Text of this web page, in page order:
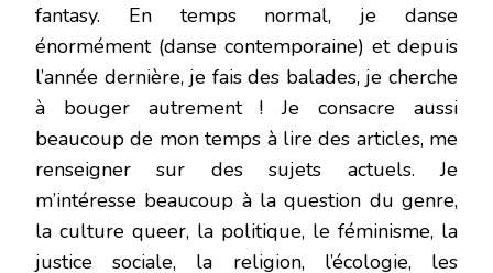
fantasy. En temps normal, je danse
énormément (danse contemporaine) et depuis
l’année dernière, je fais des balades, je cherche
à bouger autrement ! Je consacre aussi
beaucoup de mon temps à lire des articles, me
renseigner sur des sujets actuels. Je
m’intéresse beaucoup à la question du genre,
la culture queer, la politique, le féminisme, la
justice sociale, la religion, l’écologie, les